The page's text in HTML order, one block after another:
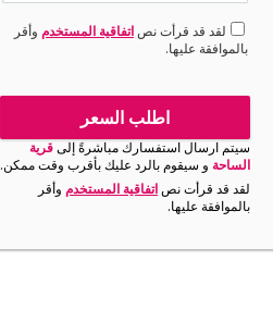
لقد قد قرأت نصاتفاقية المستخدم وأقر
بالموافقة عليها.
اطلب السعر
سيتم ارسال استفسارك مباشرةً إلىقرية
الساحة و سيقوم بالرد عليك بأقرب وقت ممكن.
لقد قد قرأت نصاتفاقية المستخدم وأقر
بالموافقة عليها.